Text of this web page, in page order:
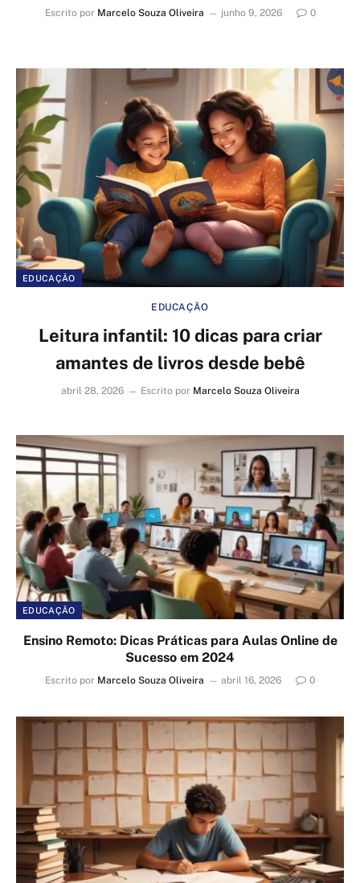
Escrito por Marcelo Souza Oliveira junho 9, 2026 0
EDUCAÇÃO
EDUCAÇÃO
Leitura infantil: 10 dicas para criar
amantes de livros desde bebê
abril 28, 2026 Escrito por Marcelo Souza Oliveira
EDUCAÇÃO
Ensino Remoto: Dicas Práticas para Aulas Online de
Sucesso em 2024
Escrito por Marcelo Souza Oliveira abril 16, 2026 0